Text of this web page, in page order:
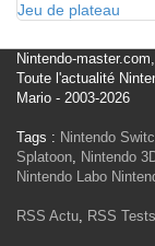
Jeu de plateau
Nintendo-
Toute l'actualité
Mario - 2003-2026
Tags : Nintendo
Splatoon, Nintendo
Nintendo Labo
RSS Actu, RSS Tests